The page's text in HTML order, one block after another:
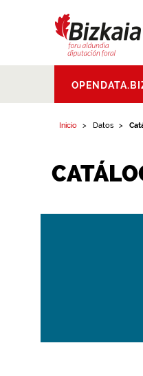
Aldundia.
Foral de Bizkaia
Inicio Datos